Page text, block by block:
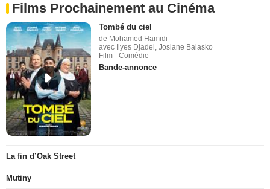
Films Prochainement au Cinéma
Tombé du ciel
de Mohamed Hamidi
avec Ilyes Djadel, Josiane Balasko
Film - Comédie
Bande-annonce
La fin d’Oak Street
Mutiny